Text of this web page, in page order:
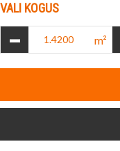
VALI KOGUS
- m²